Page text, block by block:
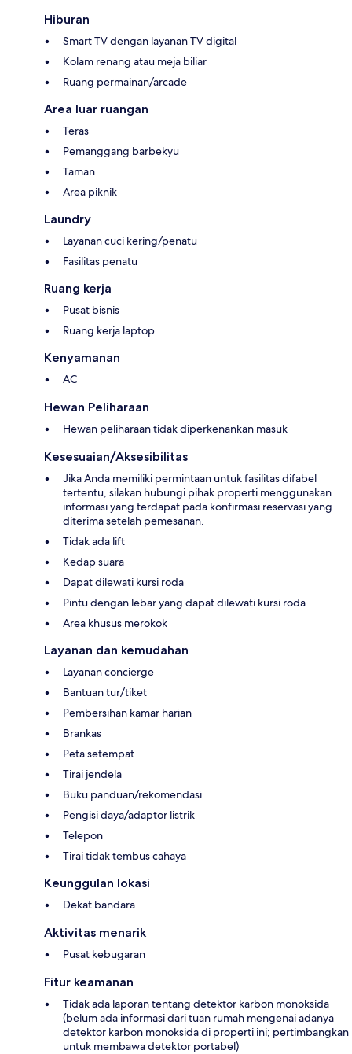
Hiburan
Smart TV dengan layanan TV digital
Kolam renang atau meja biliar
Ruang permainan/arcade
Area luar ruangan
Teras
Pemanggang barbekyu
Taman
Area piknik
Laundry
Layanan cuci kering/penatu
Fasilitas penatu
Ruang kerja
Pusat bisnis
Ruang kerja laptop
Kenyamanan
AC
Hewan Peliharaan
Hewan peliharaan tidak diperkenankan masuk
Kesesuaian/Aksesibilitas
Jika Anda memiliki permintaan untuk fasilitas difabel
tertentu, silakan hubungi pihak properti menggunakan
informasi yang terdapat pada konfirmasi reservasi yang
diterima setelah pemesanan.
Tidak ada lift
Kedap suara
Dapat dilewati kursi roda
Pintu dengan lebar yang dapat dilewati kursi roda
Area khusus merokok
Layanan dan kemudahan
Layanan concierge
Bantuan tur/tiket
Pembersihan kamar harian
Brankas
Peta setempat
Tirai jendela
Buku panduan/rekomendasi
Pengisi daya/adaptor listrik
Telepon
Tirai tidak tembus cahaya
Keunggulan lokasi
Dekat bandara
Aktivitas menarik
Pusat kebugaran
Fitur keamanan
Tidak ada laporan tentang detektor karbon monoksida
(belum ada informasi dari tuan rumah mengenai adanya
detektor karbon monoksida di properti ini; pertimbangkan
untuk membawa detektor portabel)